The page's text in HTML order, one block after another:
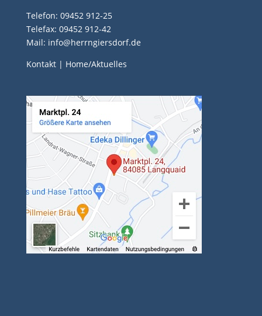
Telefon: 09452 912-25
Telefax: 09452 912-42
Mail: info@herrngiersdorf.de
Kontakt| Home/Aktuelles